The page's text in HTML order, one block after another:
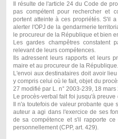
Il résulte de l'article 24 du Code de
pas compétent pour rechercher et
portent atteinte à ces propriétés. S'il
alerter l'OPJ de la gendarmerie
le procureur de la République et bien
Les gardes champêtres constatent
relevant de leurs compétences.
Ils adressent leurs rapports et leurs
maire et au procureur de la République.
L'envoi aux destinataires doit avoir
y compris celui où le fait, objet du
27 modifié par L. n° 2003-239, 18 mars
Le procès-verbal fait foi jusqu'à preuve
Il n'a toutefois de valeur probante
auteur a agi dans l'exercice de ses
de sa compétence et s'il rapporte
personnellement (CPP, art. 429).